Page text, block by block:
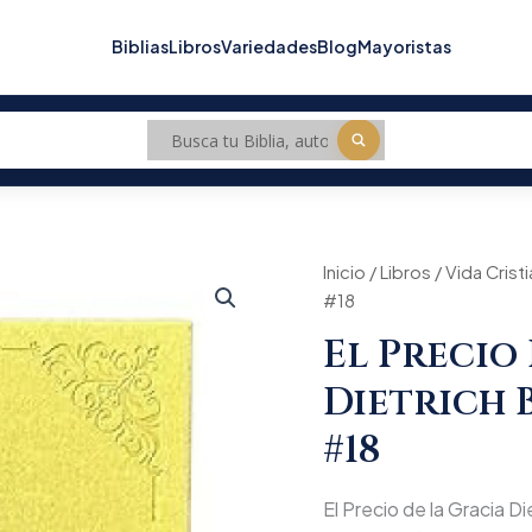
BibliasLibrosVariedadesBlogMayoristas
Inicio /Libros /Vida
#18
El Precio
Dietrich
#18
El Precio de la Gracia
was:
El
Precio
la
Gracia
Dietrich
Bonhoeffer
Tomo
cantidad